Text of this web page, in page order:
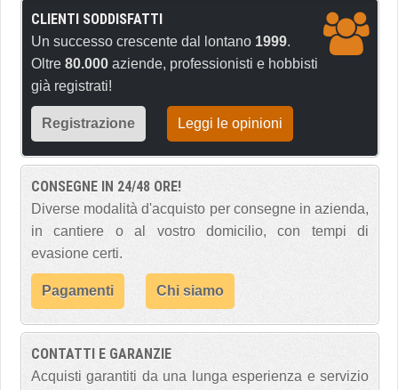
CLIENTI SODDISFATTI
Un successo crescente dal lontano 1999.
Oltre 80.000 aziende, professionisti e hobbisti
già registrati!
Registrazione Leggi le opinioni
CONSEGNE IN 24/48 ORE!
Diverse modalità d'acquisto per consegne in azienda,
in cantiere o al vostro domicilio, con tempi di
evasione certi.
Pagamenti Chi siamo
CONTATTI E GARANZIE
Acquisti garantiti da una lunga esperienza e servizio